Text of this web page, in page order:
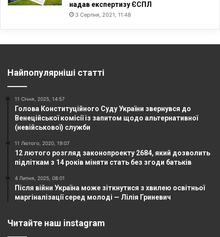
надав експертизу ЄСПЛ
3 Серпня, 2021, 11:48
Найпопулярніші статті
11 Січня, 2025, 14:57
Голова Конституційного Суду України звернувся до
Венеційської комісії із запитом щодо альтернативної
(невійськової) служби
11 Лютого, 2020, 19:07
12 лютого розгляд законопроекту 2684, який дозволить
підліткам з 14 років міняти стать без згоди батьків
4 Липня, 2025, 08:01
Після війни Україна може зіткнутися з хвилею освітньої
маргіналізації серед молоді — Лілія Гриневич
Читайте наш instagram